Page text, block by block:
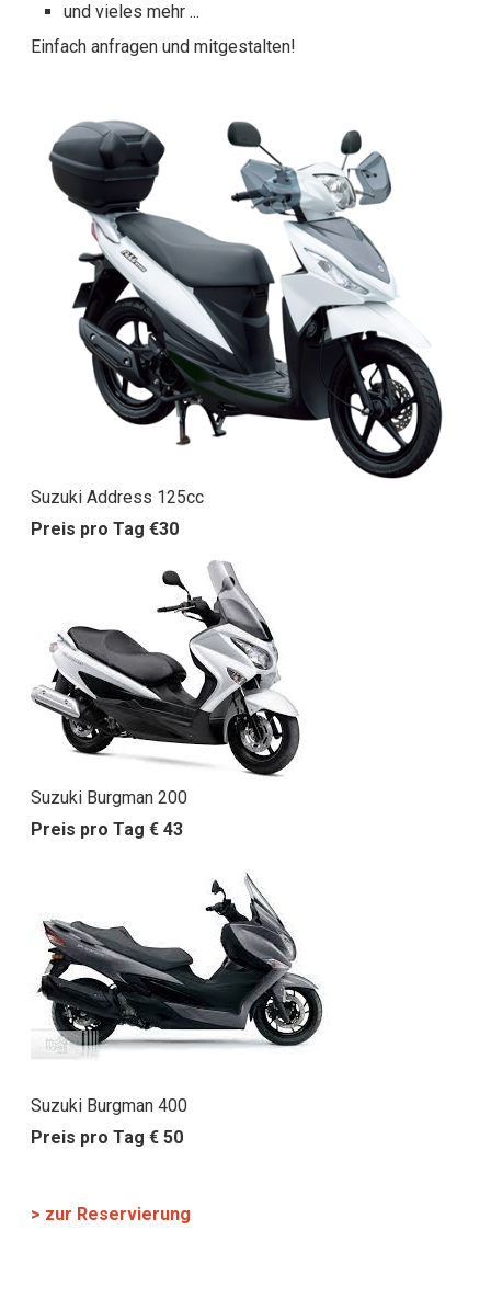
und vieles mehr ...
Einfach anfragen und mitgestalten!
Suzuki Address 125cc
Preis pro Tag €30
Suzuki Burgman 200
Preis pro Tag € 43
Suzuki Burgman 400
Preis pro Tag € 50
> zur Reservierung